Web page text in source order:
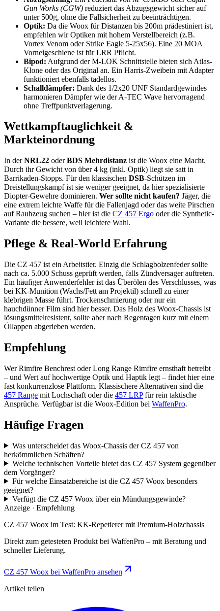
Gun Works (CGW) reduziert das Abzugsgewicht sicher auf
unter 500g, ohne die Fallsicherheit zu beeinträchtigen.
Optik: Da die Woox für Distanzen bis 200m prädestiniert ist,
empfehlen wir Optiken mit hohem Verstellbereich (z.B.
Vortex Venom oder Strike Eagle 5-25x56). Eine 20 MOA
Vorneigeschiene ist für LRR Pflicht.
Bipod: Aufgrund der M-LOK Schnittstelle bieten sich Atlas-
Klone oder das Original an. Ein Harris-Zweibein mit Adapter
funktioniert ebenfalls tadellos.
Schalldämpfer: Dank des 1/2x20 UNF Standardgewindes
harmonieren Dämpfer wie der A-TEC Wave hervorragend
ohne Treffpunktverlagerung.
Wettkampftauglichkeit &
Markteinordnung
In derNRL22 oderBDS Mehrdistanz ist die Woox eine Macht.
Durch ihr Gewicht von über 4 kg (inkl. Optik) liegt sie satt in
Barrikaden-Stopps. Für den klassischen DSB-Schützen im
Dreistellungskampf ist sie weniger geeignet, da hier spezialisierte
Diopter-Gewehre dominieren. Wer sollte nicht kaufen? Jäger, die
eine extrem leichte Waffe für die Fallenjagd oder das weite Pirschen
auf Raubzeug suchen – hier ist die CZ 457 Ergo oder die Synthetic-
Variante die bessere, weil leichtere Wahl.
Pflege & Real-World Erfahrung
Die CZ 457 ist ein Arbeitstier. Einzig die Schlagbolzenfeder sollte
nach ca. 5.000 Schuss geprüft werden, falls Zündversager auftreten.
Ein häufiger Anwenderfehler ist das Überölen des Verschlusses, was
bei KK-Munition (Wachs/Fett am Projektil) schnell zu einer
klebrigen Masse führt. Trockenschmierung oder nur ein
hauchdünner Film sind hier besser. Das Holz des Woox-Chassis ist
lösungsmittelresistent, sollte aber nach Regentagen kurz mit einem
Öllappen abgerieben werden.
Empfehlung
Wer Rimfire Benchrest oder Long Range Rimfire ernsthaft betreibt
– und Wert auf hochwertige Optik und Haptik legt – findet hier eine
fast konkurrenzlose Plattform. Klassischere Alternativen sind die
457 Range mit Lochschaft oder die 457 LRPfür rein taktische
Ansprüche. Verfügbar ist die Woox-Edition bei WaffenPro.
Häufige Fragen
Was unterscheidet das Woox-Chassis der CZ 457 von
herkömmlichen Schäften?
Welche technischen Vorteile bietet das CZ 457 System gegenüber
dem Vorgänger?
Für welche Einsatzbereiche ist die CZ 457 Woox besonders
geeignet?
Verfügt die CZ 457 Woox über ein Mündungsgewinde?
Anzeige · Empfehlung
CZ 457 Woox im Test: KK-Repetierer mit Premium-Holzchassis
Direkt zum getesteten Produkt bei WaffenPro – mit Beratung und
schneller Lieferung.
CZ 457 Woox bei WaffenPro ansehen
Artikel teilen